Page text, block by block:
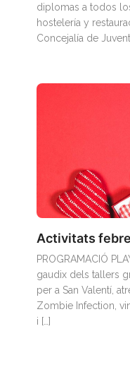
diplomas a todos
hostelería y
Concejalía de
Activitats
PROGRAMACIÓ
gaudix dels tallers
per a San Valentí,
Zombie Infection,
i […]